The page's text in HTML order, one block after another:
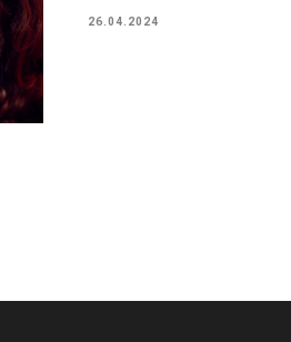
26.04.2024